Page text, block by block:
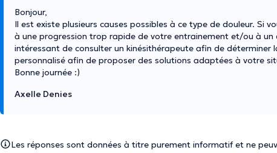
Bonjour,
Il est existe plusieurs causes possibles à ce type de douleur. Si
à une progression trop rapide de votre entrainement et/ou à un
intéressant de consulter un kinésithérapeute afin de déterminer
personnalisé afin de proposer des solutions adaptées à votre
Bonne journée :)
Axelle Denies
Les réponses sont données à titre purement informatif et ne